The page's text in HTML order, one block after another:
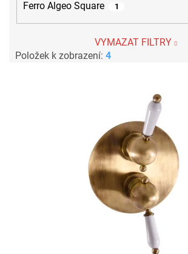
Ferro Algeo Square 1
VYMAZAT FILTRY
Položek k zobrazení: 4